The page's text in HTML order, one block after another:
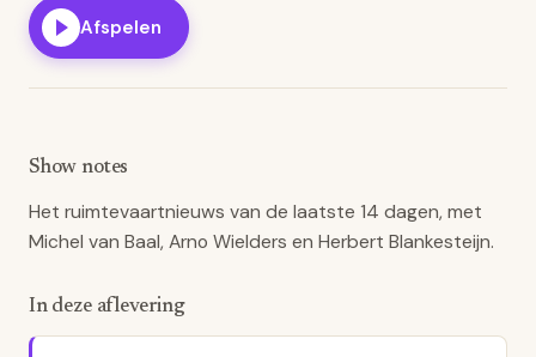
Afspelen
Show notes
Het ruimtevaartnieuws van de laatste 14 dagen, met
Michel van Baal, Arno Wielders en Herbert Blankesteijn.
In deze aflevering